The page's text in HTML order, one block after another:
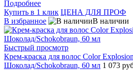
Подробнее
Купить в 1 клик ЦЕНА ДЛЯ ПРОФ
В избранное
В наличии
Быстрый просмотр
Крем-краска для волос Color
Шоколад/Schokobraun, 60 мл 1 073